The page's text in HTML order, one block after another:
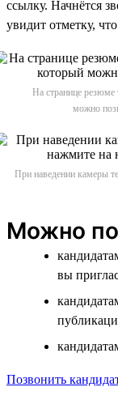
ссылку. Начнётся
увидит отметку,
На странице резюме
можно
При наведении камеры
Можно
вы
Позвонить